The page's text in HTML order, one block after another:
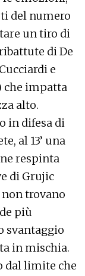
del numero
un tiro di
di De
e
che impatta
alto.
in difesa di
al 13’ una
respinta
di Grujic
non trovano
più
svantaggio
in mischia.
dal limite che